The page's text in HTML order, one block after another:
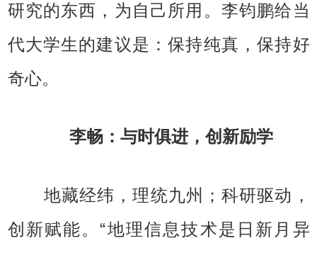
研究的东西，为自己所用。李钧鹏给当
代大学生的建议是：保持纯真，保持好
奇心。
李畅：与时俱进，创新励学
地藏经纬，理统九州；科研驱动，
创新赋能。“地理信息技术是日新月异